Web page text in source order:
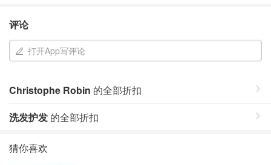
评论
打开App写评论
Christophe Robin 的全部折扣
洗发护发 的全部折扣
猜你喜欢